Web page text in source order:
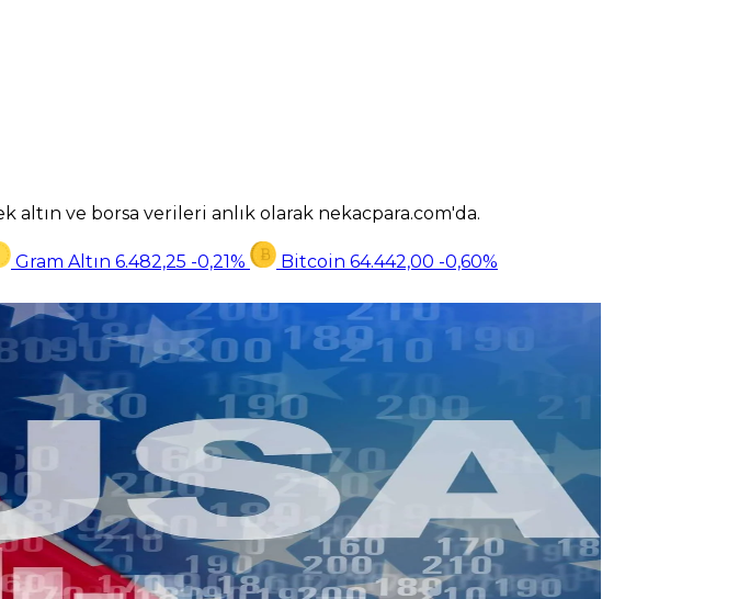
altın ve borsa verileri anlık olarak nekacpara.com'da.
Gram Altın 6.482,25 -0,21% Bitcoin 64.442,00 -0,60%